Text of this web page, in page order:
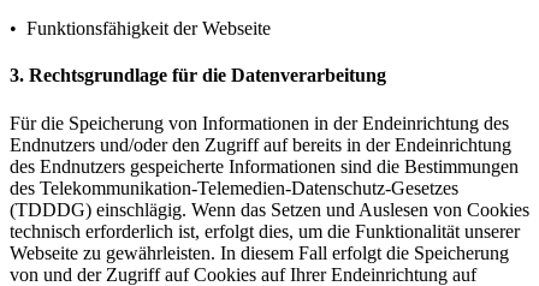
• Funktionsfähigkeit der Webseite
3. Rechtsgrundlage für die Datenverarbeitung
Für die Speicherung von Informationen in der Endeinrichtung des
Endnutzers und/oder den Zugriff auf bereits in der Endeinrichtung
des Endnutzers gespeicherte Informationen sind die Bestimmungen
des Telekommunikation-Telemedien-Datenschutz-Gesetzes
(TDDDG) einschlägig. Wenn das Setzen und Auslesen von Cookies
technisch erforderlich ist, erfolgt dies, um die Funktionalität unserer
Webseite zu gewährleisten. In diesem Fall erfolgt die Speicherung
von und der Zugriff auf Cookies auf Ihrer Endeinrichtung auf